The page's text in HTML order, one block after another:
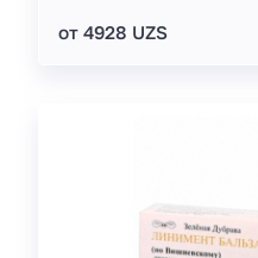
от 4928 UZS